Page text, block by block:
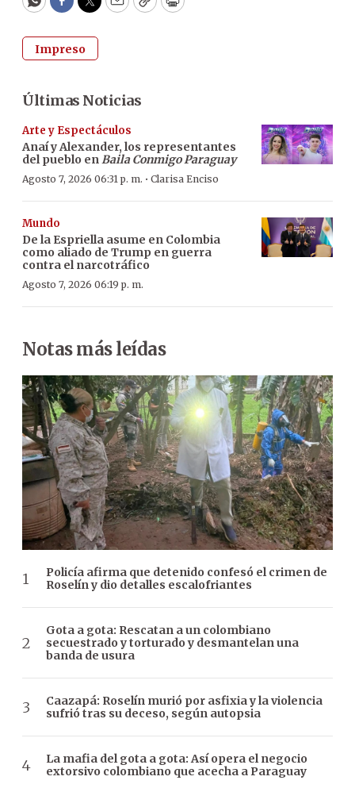
WhatsApp
Facebook
Twitter
EmailCopyPrint
Impreso
Últimas Noticias
Arte y Espectáculos
Anaí y Alexander, los representantes
del pueblo enBaila Conmigo Paraguay
Agosto 7, 2026 06:31 p. m. · Clarisa Enciso
Mundo
De la Espriella asume en Colombia
como aliado de Trump en guerra
contra el narcotráfico
Agosto 7, 2026 06:19 p. m.
Notas más leídas
Policía afirma que detenido confesó el crimen de
Roselín y dio detalles escalofriantes
Gota a gota: Rescatan a un colombiano
secuestrado y torturado y desmantelan una
banda de usura
Caazapá: Roselín murió por asfixia y la violencia
sufrió tras su deceso, según autopsia
La mafia del gota a gota: Así opera el negocio
extorsivo colombiano que acecha a Paraguay